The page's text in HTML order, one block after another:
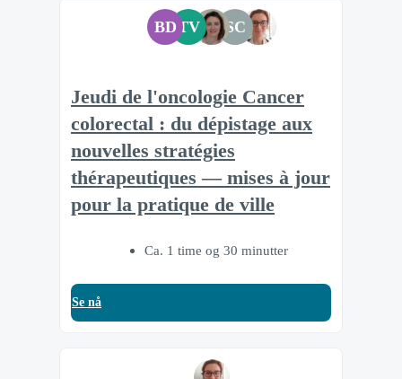
BD TV SC
Jeudi de l'oncologie Cancer
colorectal : du dépistage aux
nouvelles stratégies
thérapeutiques — mises à jour
pour la pratique de ville
Ca. 1 time og 30 minutter
Se nå